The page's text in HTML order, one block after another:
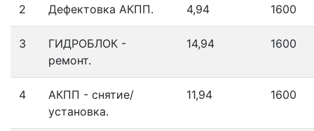
2 Дефектовка АКПП. 4,94 1600
3
ГИДРОБЛОК -
ремонт.
14,94 1600
4
АКПП - снятие/
установка.
11,94 1600